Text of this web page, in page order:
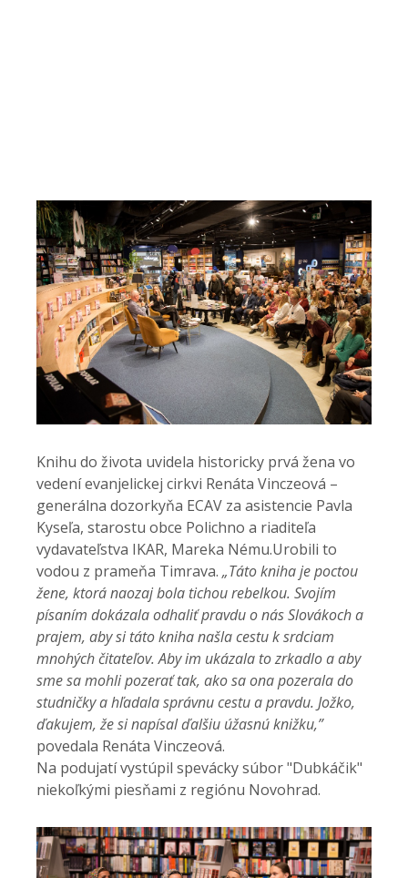
Knihu do života uvidela historicky prvá žena vo
vedení evanjelickej cirkvi Renáta Vinczeová –
generálna dozorkyňa ECAV za asistencie Pavla
Kyseľa, starostu obce Polichno a riaditeľa
vydavateľstva IKAR, Mareka Nému.Urobili to
vodou z prameňa Timrava. „Táto kniha je poctou
žene, ktorá naozaj bola tichou rebelkou. Svojím
písaním dokázala odhaliť pravdu o nás Slovákoch a
prajem, aby si táto kniha našla cestu k srdciam
mnohých čitateľov. Aby im ukázala to zrkadlo a aby
sme sa mohli pozerať tak, ako sa ona pozerala do
studničky a hľadala správnu cestu a pravdu. Jožko,
ďakujem, že si napísal ďalšiu úžasnú knižku,”
povedala Renáta Vinczeová.
Na podujatí vystúpil spevácky súbor "Dubkáčik"
niekoľkými piesňami z regiónu Novohrad.